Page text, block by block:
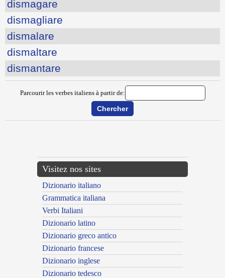
dismagare
dismagliare
dismalare
dismaltare
dismantare
Parcourir les verbes italiens à partir de:
Visitez nos sites
Dizionario italiano
Grammatica italiana
Verbi Italiani
Dizionario latino
Dizionario greco antico
Dizionario francese
Dizionario inglese
Dizionario tedesco